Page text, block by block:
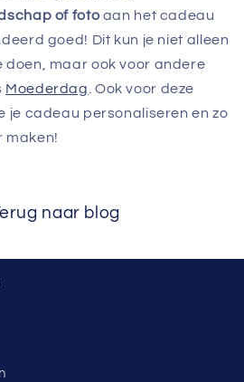
of foto aan het cadeau
goed! Dit kun je niet alleen
doen, maar ook voor andere
Moederdag. Ook voor deze
je cadeau personaliseren en zo
maken!
naar blog